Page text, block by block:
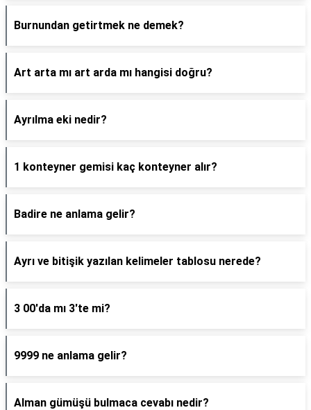
Burnundan getirtmek ne demek?
Art arta mı art arda mı hangisi doğru?
Ayrılma eki nedir?
1 konteyner gemisi kaç konteyner alır?
Badire ne anlama gelir?
Ayrı ve bitişik yazılan kelimeler tablosu nerede?
3 00'da mı 3'te mi?
9999 ne anlama gelir?
Alman gümüşü bulmaca cevabı nedir?